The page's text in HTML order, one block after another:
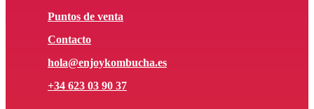
Puntos de venta
Contacto
hola@enjoykombucha.es
+34 623 03 90 37